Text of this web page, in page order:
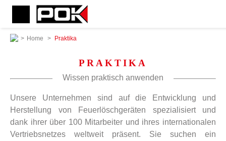
> Home > Praktika
PRAKTIKA
Wissen praktisch anwenden
Unsere Unternehmen sind auf die Entwicklung und
Herstellung von Feuerlöschgeräten spezialisiert und
dank ihrer über 100 Mitarbeiter und ihres internationalen
Vertriebsnetzes weltweit präsent. Sie suchen ein